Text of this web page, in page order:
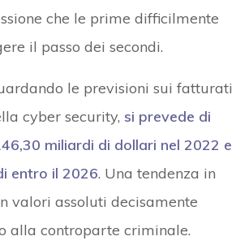
che le prime difficilmente
il passo dei secondi.
le previsioni sui fatturati
cyber security, si prevede di
miliardi di dollari nel 2022 e
entro il 2026. Una tendenza in
valori assoluti decisamente
alla controparte criminale.